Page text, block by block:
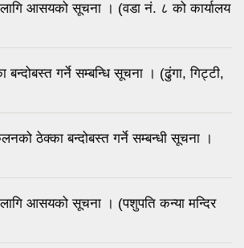
आसयको सूचना । (वडा नं. ८ को कार्यालय
गर्ने सम्बन्धि सूचना । (ढुंगा, गिट्टी,
ठेक्का बन्दोबस्त गर्ने सम्बन्धी सूचना ।
आसयको सूचना । (पशुपति कन्या मन्दिर